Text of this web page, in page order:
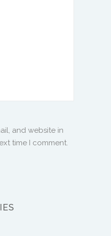
and website in
time I comment.